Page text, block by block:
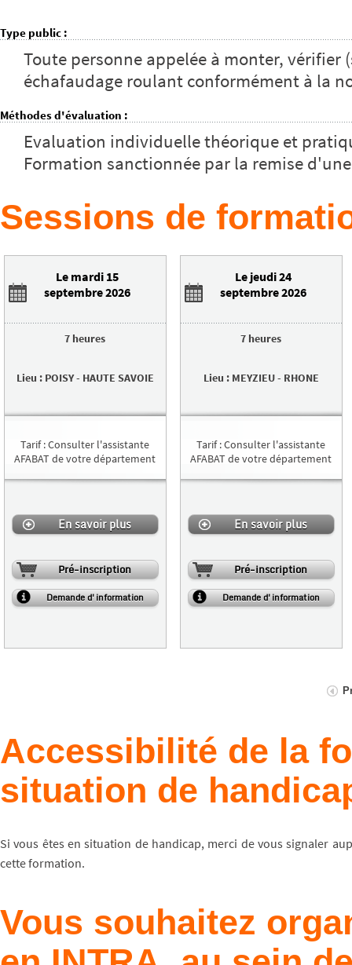
Type public :
Toute personne appelée à monter,
échafaudage roulant conformément à la
Méthodes d'évaluation :
Evaluation individuelle théorique et
Formation sanctionnée par la remise
Sessions de
Le mardi 15
septembre 2026
7 heures
Lieu : POISY- HAUTE SAVOIE
Tarif:Consulter l'assistante
AFABAT de votre département
En savoir plus
Pré-inscription
Demande d'information
Le jeudi 24
septembre 2026
7 heures
Lieu : MEYZIEU- RHONE
Tarif:Consulter l'assistante
AFABAT de votre département
En savoir plus
Pré-inscription
Demande d'information
Accessibilité de la
situation de
Si vous êtes en situation de handicap, merci de vous signaler
cette formation.
Vous souhaitez